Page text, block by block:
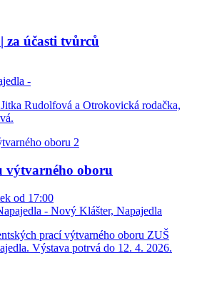
za účasti tvůrců
-
Rudolfová a Otrokovická rodačka,
výtvarného oboru
od 17:00
- Nový Klášter, Napajedla
prací výtvarného oboru ZUŠ
Výstava potrvá do 12. 4. 2026.